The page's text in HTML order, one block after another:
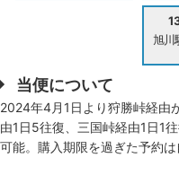
旭川
当便について
2024年4月1日より狩勝峠経由
由1日5往復、三国峠経由1日1
可能。購入期限を過ぎた予約は